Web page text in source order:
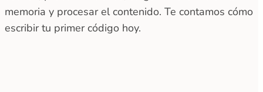
memoria y procesar el contenido. Te contamos cómo
escribir tu primer código hoy.